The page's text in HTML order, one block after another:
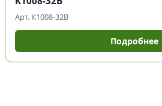
Арт. К1008-32В
Подробнее